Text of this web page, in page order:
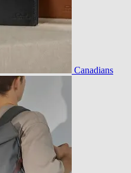
Canadians